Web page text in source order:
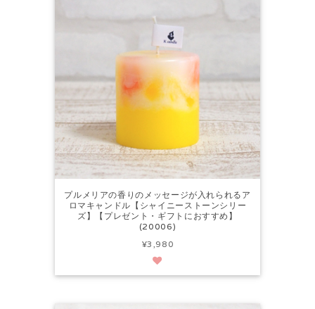
プルメリアの香りのメッセージが入れられるア
ロマキャンドル【シャイニーストーンシリー
ズ】【プレゼント・ギフトにおすすめ】
(20006)
¥3,980